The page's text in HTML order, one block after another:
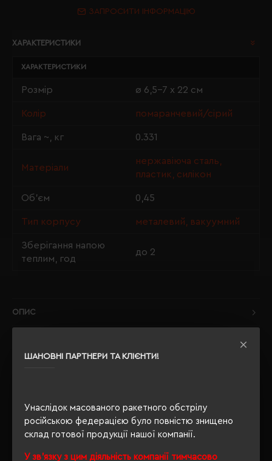
ШАНОВНІ ПАРТНЕРИ ТА КЛІЄНТИ!
Унаслідок масованого ракетного обстрілу
російською федерацією було повністю знищено
склад готової продукції нашої компанії.
У зв'язку з цим діяльність компанії тимчасово
ЗАПРОСИТИ ІНФОРМАЦІЮ
ХАРАКТЕРИСТИКИ
ХАРАКТЕРИСТИКИ
Розмір ø 6,5-7 х 22 см
Колір помаранчевий/сірий
Вага ~, кг 0.331
Матеріали
нержавіюча сталь,
пластик, силікон
Об'єм 0,45
Тип корпусу металевий, вакуумний
Зберігання напою
теплим, год
до 2
ОПИС
РЕКОМЕНДУЄМО